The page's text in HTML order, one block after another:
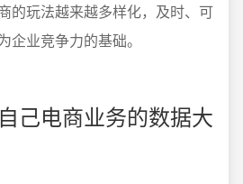
的玩法越来越多样化，及时、可
企业竞争力的基础。
己电商业务的数据大